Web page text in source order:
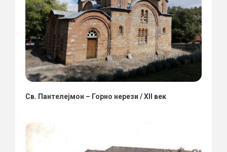
Св. Пантелејмон – Горно нерези / XII век